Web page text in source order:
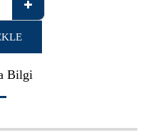
Bilgi